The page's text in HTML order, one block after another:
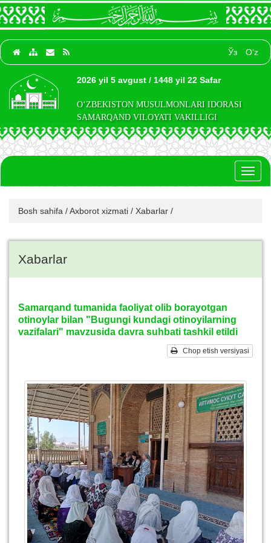
Ўз O‘z
2026 yil 5 avgust / 1448 yil 22 Safar
O‘ZBEKISTON MUSULMONLARI IDORASI
SAMARQAND VILOYATI VAKILLIGI
Bosh sahifa /Axborot xizmati / Xabarlar /
Xabarlar
Samarqand tumanida faoliyat olib borayotgan
otinoylar bilan "Bugungi kundagi otinoyilarning
vazifalari" mavzusida davra suhbati tashkil etildi
Chop etish versiyasi